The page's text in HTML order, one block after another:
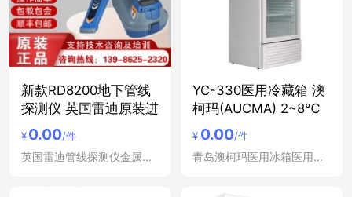
新款RD8200地下管线
探测仪 英国雷迪原装进
¥0.00/件
英国雷迪管线探测仪金属管道定位仪
YC-330医用冷藏箱 澳
柯玛(AUCMA) 2~8℃
¥ 0.00/件
青岛澳柯玛医用冰箱医用冷藏箱低温冰箱冷藏柜立式冷冻